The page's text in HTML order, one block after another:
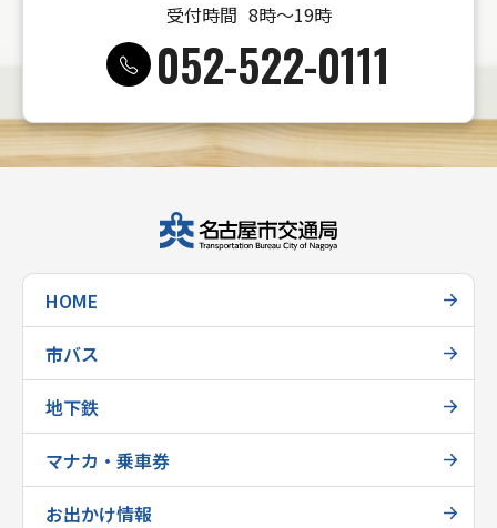
受付時間 8時〜19時
052-522-0111
HOME
市バス
地下鉄
マナカ・乗車券
お出かけ情報